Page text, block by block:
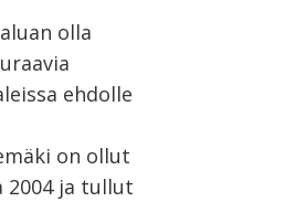
olla
ehdolle
on ollut
2004 ja tullut